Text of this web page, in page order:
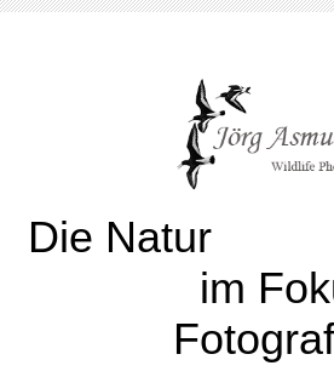
Die
im